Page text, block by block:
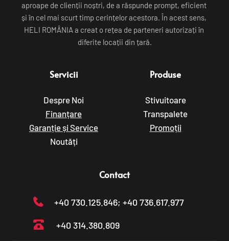
aproape de clienții noștri, de a răspunde prompt, eficient
și în cel mai scurt timp cerințelor acestora. În acest sens,
HELI ROMÂNIA a creat o rețea de parteneri autorizați în
diferite locații din țară.
Servicii
Despre Noi
Finanțare
Garanție și Service
Noutăți
Produse
Stivuitoare
Transpalete
Promoții
Contact
+40 730.125.846; +40 736.617.977
+40 314.380.809